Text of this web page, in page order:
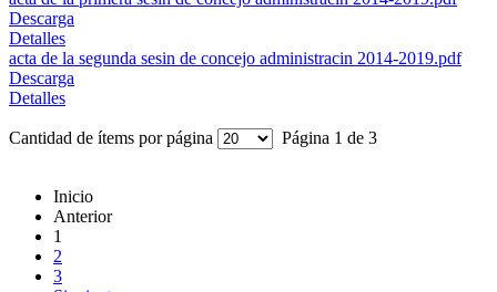
Descarga
Detalles
acta de la segunda sesin de concejo administracin 2014-2019.pdf
Descarga
Detalles
Cantidad de ítems por página Página 1 de 3
Inicio
Anterior
1
2
3